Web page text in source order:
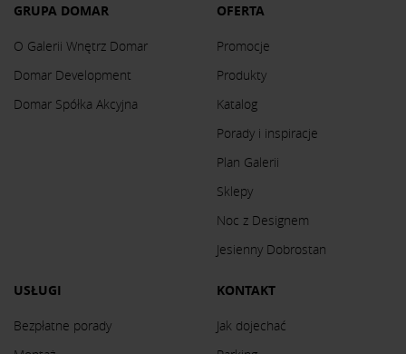
GRUPA DOMAR
O Galerii Wnętrz Domar
Domar Development
Domar Spółka Akcyjna
OFERTA
Promocje
Produkty
Katalog
Porady i inspiracje
Plan Galerii
Sklepy
Noc z Designem
Jesienny Dobrostan
USŁUGI
Bezpłatne porady
KONTAKT
Jak dojechać